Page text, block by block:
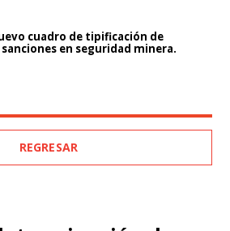
cuadro de tipificación de
en seguridad minera.
REGRESAR